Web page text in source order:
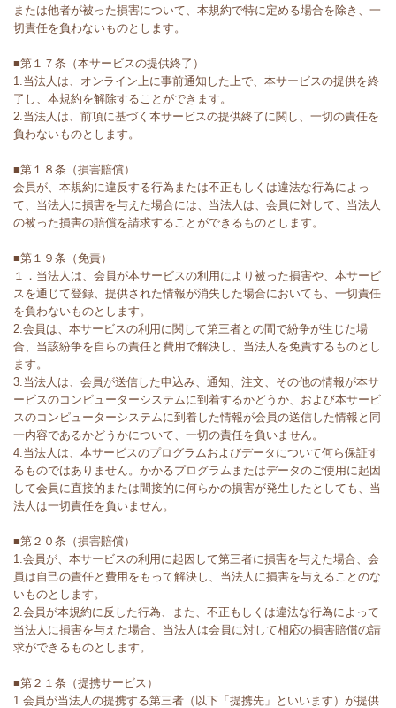
または他者が被った損害について、本規約で特に定める場合を除き、一
切責任を負わないものとします。
■第１７条（本サービスの提供終了）
1.当法人は、オンライン上に事前通知した上で、本サービスの提供を終
了し、本規約を解除することができます。
2.当法人は、前項に基づく本サービスの提供終了に関し、一切の責任を
負わないものとします。
■第１８条（損害賠償）
会員が、本規約に違反する行為または不正もしくは違法な行為によっ
て、当法人に損害を与えた場合には、当法人は、会員に対して、当法人
の被った損害の賠償を請求することができるものとします。
■第１９条（免責）
１．当法人は、会員が本サービスの利用により被った損害や、本サービ
スを通じて登録、提供された情報が消失した場合においても、一切責任
を負わないものとします。
2.会員は、本サービスの利用に関して第三者との間で紛争が生じた場
合、当該紛争を自らの責任と費用で解決し、当法人を免責するものとし
ます。
3.当法人は、会員が送信した申込み、通知、注文、その他の情報が本サ
ービスのコンピューターシステムに到着するかどうか、および本サービ
スのコンピューターシステムに到着した情報が会員の送信した情報と同
一内容であるかどうかについて、一切の責任を負いません。
4.当法人は、本サービスのプログラムおよびデータについて何ら保証す
るものではありません。かかるプログラムまたはデータのご使用に起因
して会員に直接的または間接的に何らかの損害が発生したとしても、当
法人は一切責任を負いません。
■第２０条（損害賠償）
1.会員が、本サービスの利用に起因して第三者に損害を与えた場合、会
員は自己の責任と費用をもって解決し、当法人に損害を与えることのな
いものとします。
2.会員が本規約に反した行為、また、不正もしくは違法な行為によって
当法人に損害を与えた場合、当法人は会員に対して相応の損害賠償の請
求ができるものとします。
■第２１条（提携サービス）
1.会員が当法人の提携する第三者（以下「提携先」といいます）が提供